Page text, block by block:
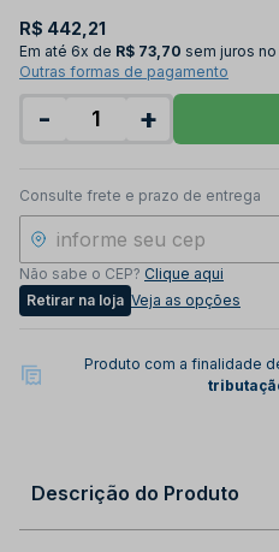
R$ 442,21
Em até 6x de R$ 73,70 sem juros no
Outras formas de pagamento
- +
Consulte frete e prazo de entrega
Não sabe o CEP? Clique aqui
Retirar na loja Veja as opções
Produto com a finalidade
Descrição do Produto